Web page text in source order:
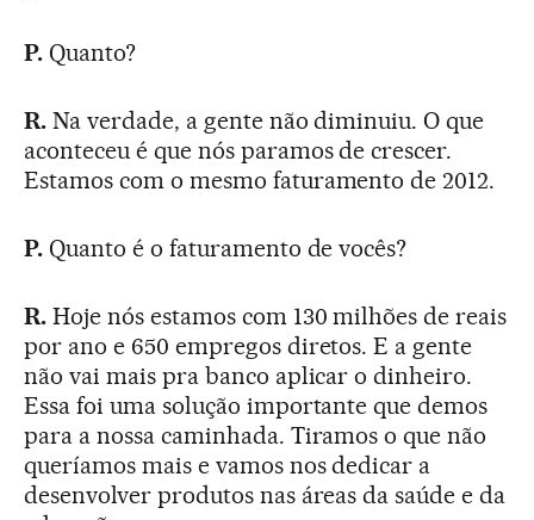
P.Quanto?
R.Na verdade, a gente não diminuiu. O que
aconteceu é que nós paramos de crescer.
Estamos com o mesmo faturamento de 2012.
P.Quanto é o faturamento de vocês?
R.Hoje nós estamos com 130 milhões de reais
por ano e 650 empregos diretos. E a gente
não vai mais pra banco aplicar o dinheiro.
Essa foi uma solução importante que demos
para a nossa caminhada. Tiramos o que não
queríamos mais e vamos nos dedicar a
desenvolver produtos nas áreas da saúde e da